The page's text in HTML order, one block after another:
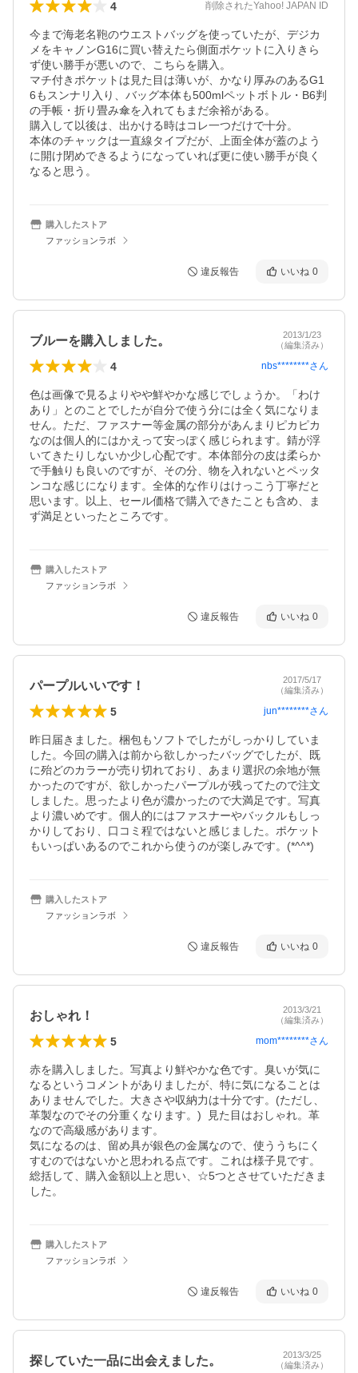
4 削除されたYahoo! JAPAN ID
今まで海老名鞄のウエストバッグを使っていたが、デジカ
メをキャノンG16に買い替えたら側面ポケットに入りきら
ず使い勝手が悪いので、こちらを購入。
マチ付きポケットは見た目は薄いが、かなり厚みのあるG1
6もスンナリ入り、バッグ本体も500mlペットボトル・B6判
の手帳・折り畳み傘を入れてもまだ余裕がある。
購入して以後は、出かける時はコレ一つだけで十分。
本体のチャックは一直線タイプだが、上面全体が蓋のよう
に開け閉めできるようになっていれば更に使い勝手が良く
なると思う。
購入したストア
ファッションラボ
違反報告 いいね 0
ブルーを購入しました。
2013/1/23
（編集済み）
4 nbs********さん
色は画像で見るよりやや鮮やかな感じでしょうか。「わけ
あり」とのことでしたが自分で使う分には全く気になりま
せん。ただ、ファスナー等金属の部分があんまりピカピカ
なのは個人的にはかえって安っぽく感じられます。錆が浮
いてきたりしないか少し心配です。本体部分の皮は柔らか
で手触りも良いのですが、その分、物を入れないとペッタ
ンコな感じになります。全体的な作りはけっこう丁寧だと
思います。以上、セール価格で購入できたことも含め、ま
ず満足といったところです。
購入したストア
ファッションラボ
違反報告 いいね 0
パープルいいです！
2017/5/17
（編集済み）
5 jun********さん
昨日届きました。梱包もソフトでしたがしっかりしていま
した。今回の購入は前から欲しかったバッグでしたが、既
に殆どのカラーが売り切れており、あまり選択の余地が無
かったのですが、欲しかったパープルが残ってたので注文
しました。思ったより色が濃かったので大満足です。写真
より濃いめです。個人的にはファスナーやバックルもしっ
かりしており、口コミ程ではないと感じました。ポケット
もいっぱいあるのでこれから使うのが楽しみです。(*^^*)
購入したストア
ファッションラボ
違反報告 いいね 0
おしゃれ！
2013/3/21
（編集済み）
5 mom********さん
赤を購入しました。写真より鮮やかな色です。臭いが気に
なるというコメントがありましたが、特に気になることは
ありませんでした。大きさや収納力は十分です。(ただし、
革製なのでその分重くなります。)  見た目はおしゃれ。革
なので高級感があります。
気になるのは、留め具が銀色の金属なので、使ううちにく
すむのではないかと思われる点です。これは様子見です。
総括して、購入金額以上と思い、☆5つとさせていただきま
した。
購入したストア
ファッションラボ
違反報告 いいね 0
探していた一品に出会えました。
2013/3/25
（編集済み）